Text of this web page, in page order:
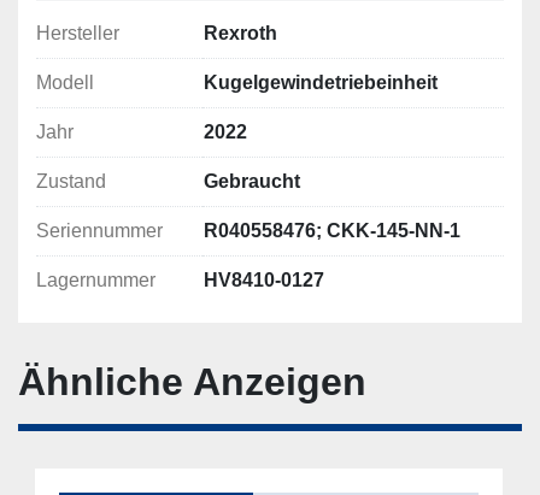
Hersteller Rexroth
Modell Kugelgewindetriebeinheit
Jahr 2022
Zustand Gebraucht
Seriennummer R040558476; CKK-145-NN-1
Lagernummer HV8410-0127
Ähnliche Anzeigen